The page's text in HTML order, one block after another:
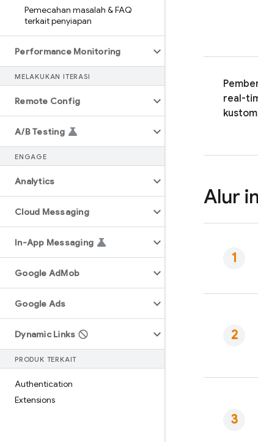
Pemecahan masalah & FAQ
terkait penyiapan
Performance Monitoring
MELAKUKAN ITERASI
Remote Config
A/B Testing
ENGAGE
Analytics
Cloud Messaging
In-App Messaging
Google AdMob
Google Ads
Dynamic Links
PRODUK TERKAIT
Authentication
Extensions
real-
kustom
Alur